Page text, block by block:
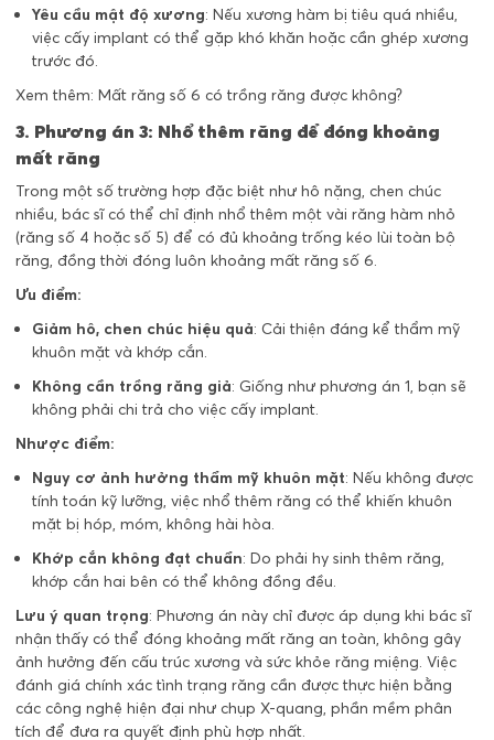
Yêu cầu mật độ xương: Nếu xương hàm bị tiêu quá nhiều,
việc cấy implant có thể gặp khó khăn hoặc cần ghép xương
trước đó.
Xem thêm: Mất răng số 6 có trồng răng được không?
3. Phương án 3: Nhổ thêm răng để đóng khoảng
mất răng
Trong một số trường hợp đặc biệt như hô nặng, chen chúc
nhiều, bác sĩ có thể chỉ định nhổ thêm một vài răng hàm nhỏ
(răng số 4 hoặc số 5) để có đủ khoảng trống kéo lùi toàn bộ
răng, đồng thời đóng luôn khoảng mất răng số 6.
Ưu điểm:
Giảm hô, chen chúc hiệu quả: Cải thiện đáng kể thẩm mỹ
khuôn mặt và khớp cắn.
Không cần trồng răng giả: Giống như phương án 1, bạn sẽ
không phải chi trả cho việc cấy implant.
Nhược điểm:
Nguy cơ ảnh hưởng thẩm mỹ khuôn mặt: Nếu không được
tính toán kỹ lưỡng, việc nhổ thêm răng có thể khiến khuôn
mặt bị hóp, móm, không hài hòa.
Khớp cắn không đạt chuẩn: Do phải hy sinh thêm răng,
khớp cắn hai bên có thể không đồng đều.
Lưu ý quan trọng: Phương án này chỉ được áp dụng khi bác sĩ
nhận thấy có thể đóng khoảng mất răng an toàn, không gây
ảnh hưởng đến cấu trúc xương và sức khỏe răng miệng. Việc
đánh giá chính xác tình trạng răng cần được thực hiện bằng
các công nghệ hiện đại như chụp X-quang, phần mềm phân
tích để đưa ra quyết định phù hợp nhất.